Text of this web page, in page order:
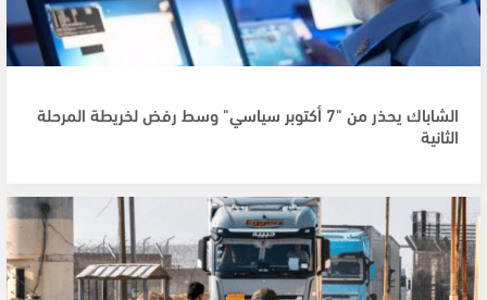
الشاباك يحذر من "7 أكتوبر سياسي" وسط رفض لخريطة المرحلة
الثانية